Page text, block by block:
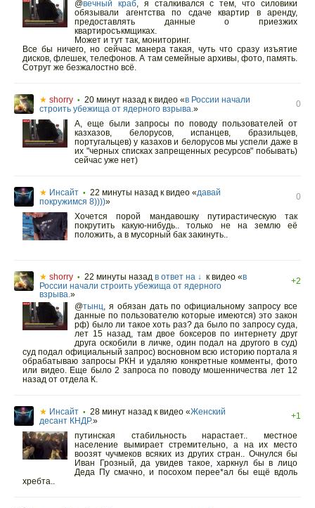
@вечный краб,я сталкивался с тем, что силовики
обязывали агентства по сдаче квартир в аренду,
предоставлять данные о приезжих
квартиросъкмщиках.
Может и тут так, мониторинг.
Все бы ничего, но сейчас манера такая, чуть что сразу изъятие
дисков, флешек, телефонов. А там семейные архивы, фото, память.
Сотрут же безжалостно всë.
★ shorry • 20 минут назад к видео «в России начали
строить убежища от ядерного взрыва.»
0
А, еще были запросы по поводу пользователей от
казхазов, белорусов, испанцев, бразильцев,
португальцев) у казахов и белорусов мы успели даже в
их "черных списках запрещенных ресурсов" побывать)
сейчас уже нет)
★ Инсайт • 22 минуты назад к видео «давай
покружимся 8))))»
0
Хочется порой мандавошку путирастическую так
покрутить какую-нибудь.. только не на землю её
положить, а в мусорный бак закинуть..
★ shorry • 22 минуты назад в ответ на ↓ к видео «в
России начали строить убежища от ядерного
взрыва.»
+2
@тынц, я обязан дать по официальному запросу все
данные по пользователю которые имеются) это закон
рф) было ли такое хоть раз? да было по запросу суда,
лет 15 назад, там двое боксеров по интернету друг
друга оскобили в личке, один подал на другого в суд)
суд подал официальный запрос) восновном всю историю портала я
обрабатываю запросы РКН и удаляю конкретные комменты, фото
или видео. Еще было 2 запроса по поводу мошенничества лет 12
назад от отдела К.
★ Инсайт • 28 минут назад к видео «Женский
десант КНДР.»
+1
путинская стабильность нарастает.. местное
население вымирает стремительно, а на их место
воозят чучмеков всяких из других стран.. Очнулся бы
Иван Грозный, да увидев такое, харкнул бы в лицо
Деда Пу смачно, и посохом перее*ал бы ещё вдоль
хребта..